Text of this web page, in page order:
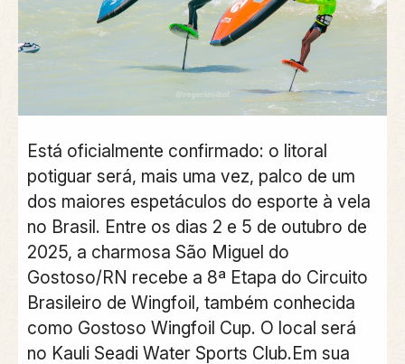
Está oficialmente confirmado: o litoral
potiguar será, mais uma vez, palco de um
dos maiores espetáculos do esporte à vela
no Brasil. Entre os dias 2 e 5 de outubro de
2025, a charmosa São Miguel do
Gostoso/RN recebe a 8ª Etapa do Circuito
Brasileiro de Wingfoil, também conhecida
como Gostoso Wingfoil Cup. O local será
no Kauli Seadi Water Sports Club.Em sua